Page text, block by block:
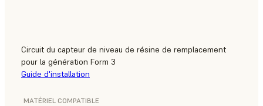
Circuit du capteur de niveau de résine de remplacement
pour la génération Form 3
Guide d'installation
MATÉRIEL COMPATIBLE